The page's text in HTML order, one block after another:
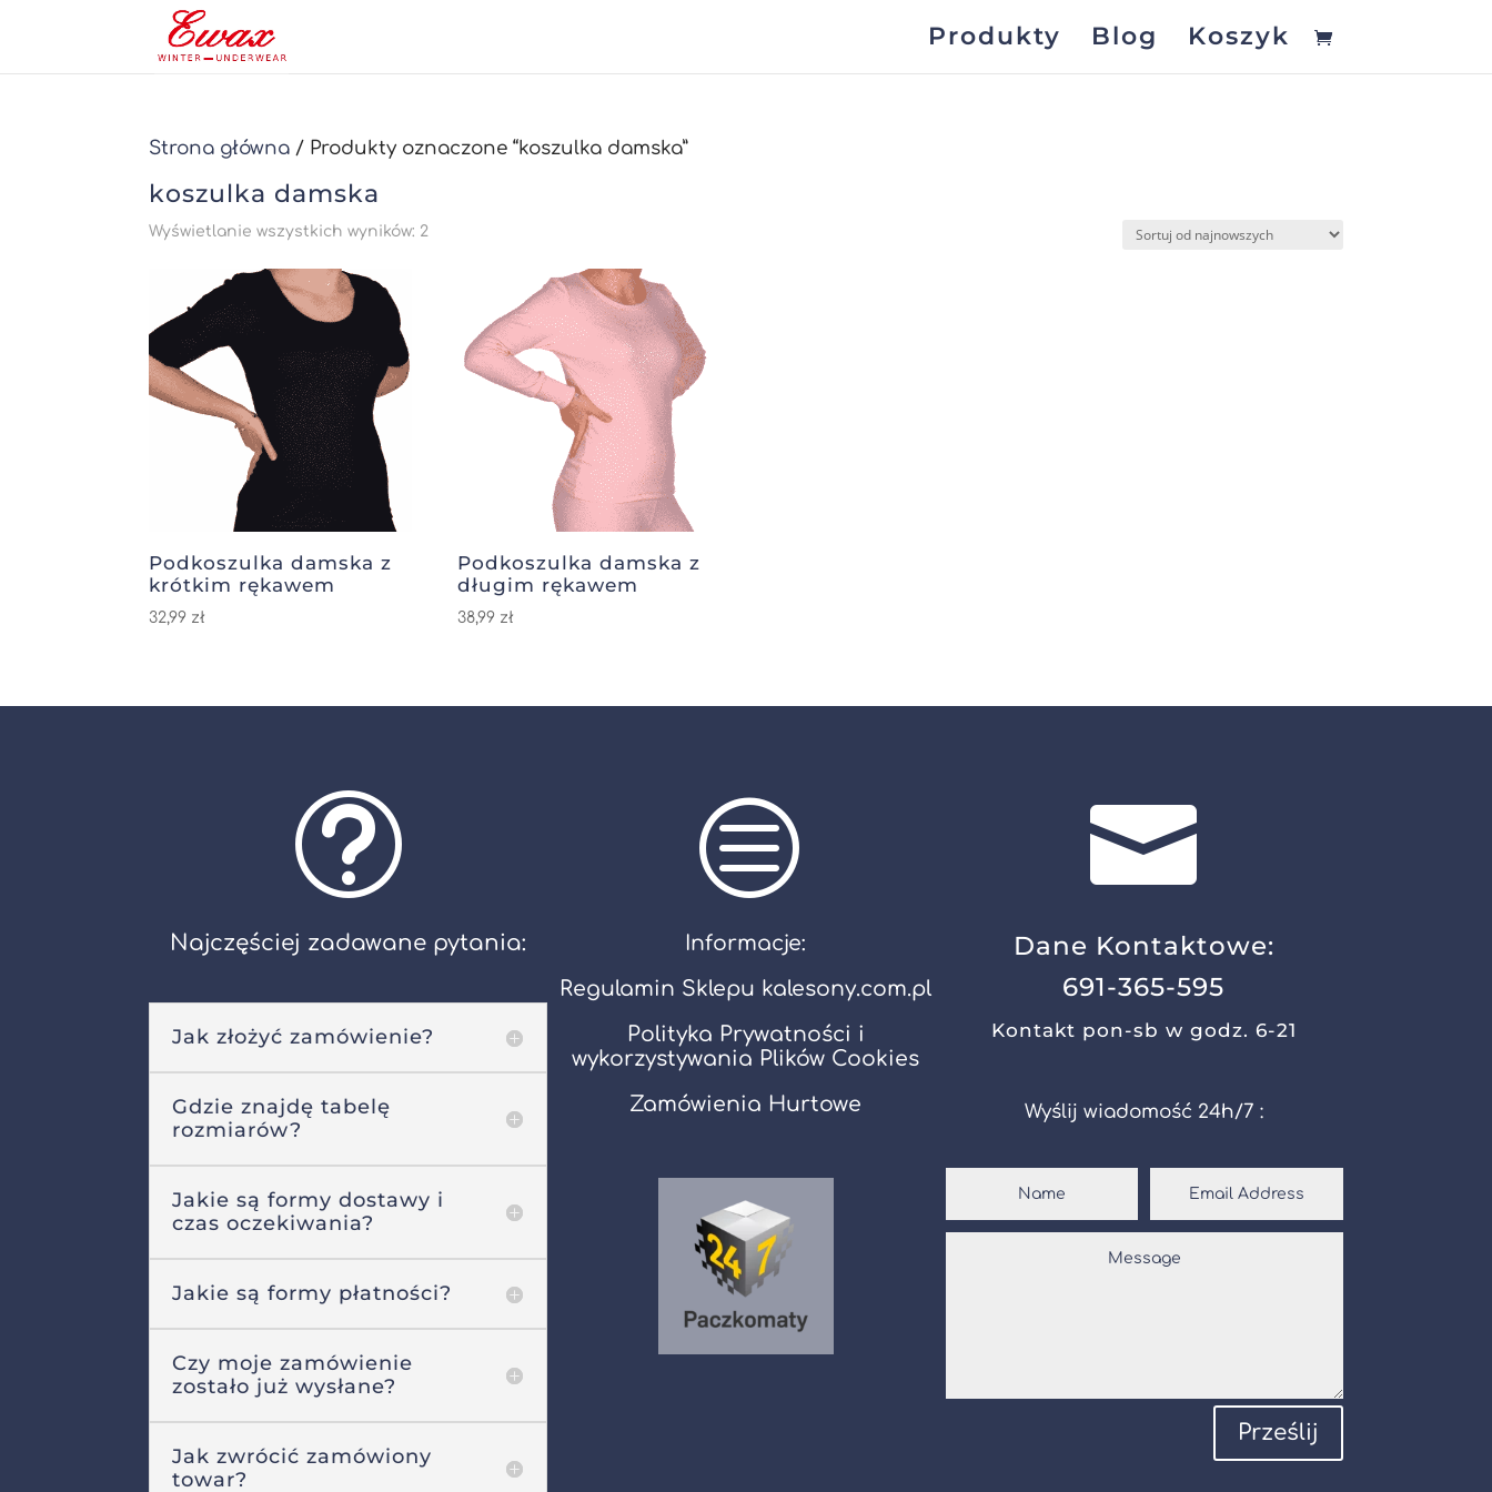
Produkty Blog Koszyk
Strona główna / Produkty oznaczone “koszulka damska”
koszulka damska
Wyświetlanie wszystkich wyników: 2
Podkoszulka damska z
krótkim rękawem
32,99 zł
Podkoszulka damska z
długim rękawem
38,99 zł
t
Najczęściej zadawane pytania:
Jak złożyć zamówienie?
Gdzie znajdę tabelę
rozmiarów?
Jakie są formy dostawy i
czas oczekiwania?
Jakie są formy płatności?
Czy moje zamówienie
zostało już wysłane?
Jak zwrócić zamówiony
towar?
c
Informacje:
Regulamin Sklepu kalesony.com.pl
Polityka Prywatności i
wykorzystywania Plików Cookies
Zamówienia Hurtowe

Dane Kontaktowe:
691-365-595
Kontakt pon-sb w godz. 6-21
Wyślij wiadomość 24h/7 :
Prześlij